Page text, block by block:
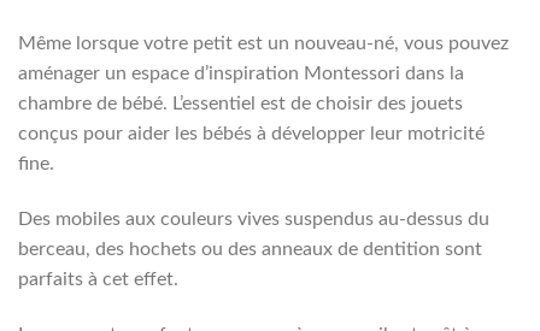
Même lorsque votre petit est un nouveau-né, vous pouvez
aménager un espace d’inspiration Montessori dans la
chambre de bébé. L’essentiel est de choisir des jouets
conçus pour aider les bébés à développer leur motricité
fine.
Des mobiles aux couleurs vives suspendus au-dessus du
berceau, des hochets ou des anneaux de dentition sont
parfaits à cet effet.